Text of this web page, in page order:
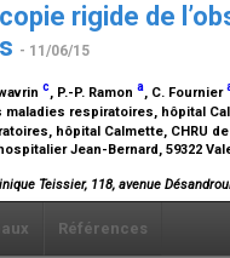
rigide de
- 11/06/15
c, P.-P. Ramon a, C. Fournier
respiratoires, hôpital
hôpital Calmette, CHRU
Jean-Bernard, 59322
Teissier, 118, avenue
Références